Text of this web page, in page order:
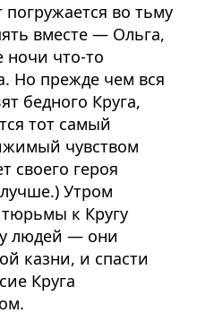
во тьму
вместе — Ольга,
ночи что-то
Но прежде чем вся
бедного Круга,
тот самый
чувством
своего героя
Утром
к Кругу
людей — они
казни, и спасти
Круга